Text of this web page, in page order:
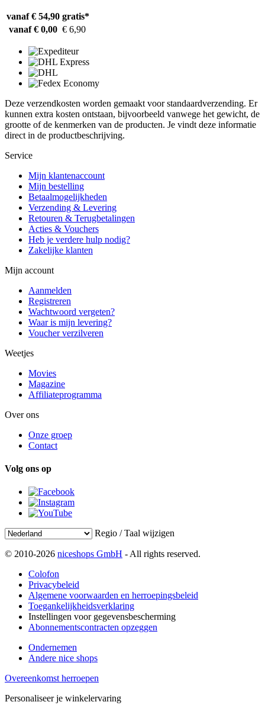
vanaf € 54,90 gratis*
vanaf € 0,00 € 6,90
Deze verzendkosten worden gemaakt voor standaardverzending. Er
kunnen extra kosten ontstaan, bijvoorbeeld vanwege het gewicht, de
grootte of de kenmerken van de producten. Je vindt deze informatie
direct in de productbeschrijving.
Service
Mijn klantenaccount
Mijn bestelling
Betaalmogelijkheden
Verzending & Levering
Retouren & Terugbetalingen
Acties & Vouchers
Heb je verdere hulp nodig?
Zakelijke klanten
Mijn account
Aanmelden
Registreren
Wachtwoord vergeten?
Waar is mijn levering?
Voucher verzilveren
Weetjes
Movies
Magazine
Affiliateprogramma
Over ons
Onze groep
Contact
Volg ons op
Regio / Taal wijzigen
© 2010-2026 niceshops GmbH - All rights reserved.
Colofon
Privacybeleid
Algemene voorwaarden en herroepingsbeleid
Toegankelijkheidsverklaring
Instellingen voor gegevensbescherming
Abonnementscontracten opzeggen
Ondernemen
Andere nice shops
Overeenkomst herroepen
Personaliseer je winkelervaring